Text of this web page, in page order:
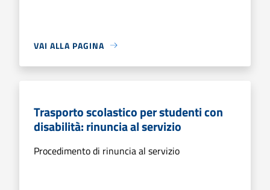
VAI ALLA PAGINA
Trasporto scolastico per studenti con
disabilità: rinuncia al servizio
Procedimento di rinuncia al servizio